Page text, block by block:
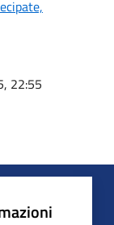
22:55